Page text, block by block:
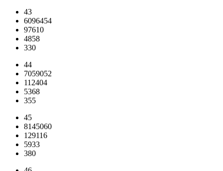
43
6096454
97610
4858
330
44
7059052
112404
5368
355
45
8145060
129116
5933
380